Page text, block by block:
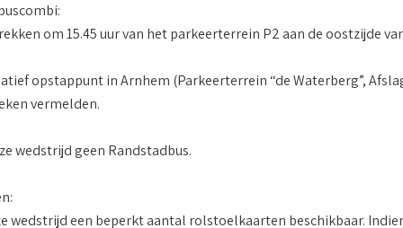
om 15.45 uur van het parkeerterrein P2 aan de oostzijde
opstappunt in Arnhem (Parkeerterrein “de Waterberg”,
vermelden.
wedstrijd geen Randstadbus.
wedstrijd een beperkt aantal rolstoelkaarten beschikbaar.